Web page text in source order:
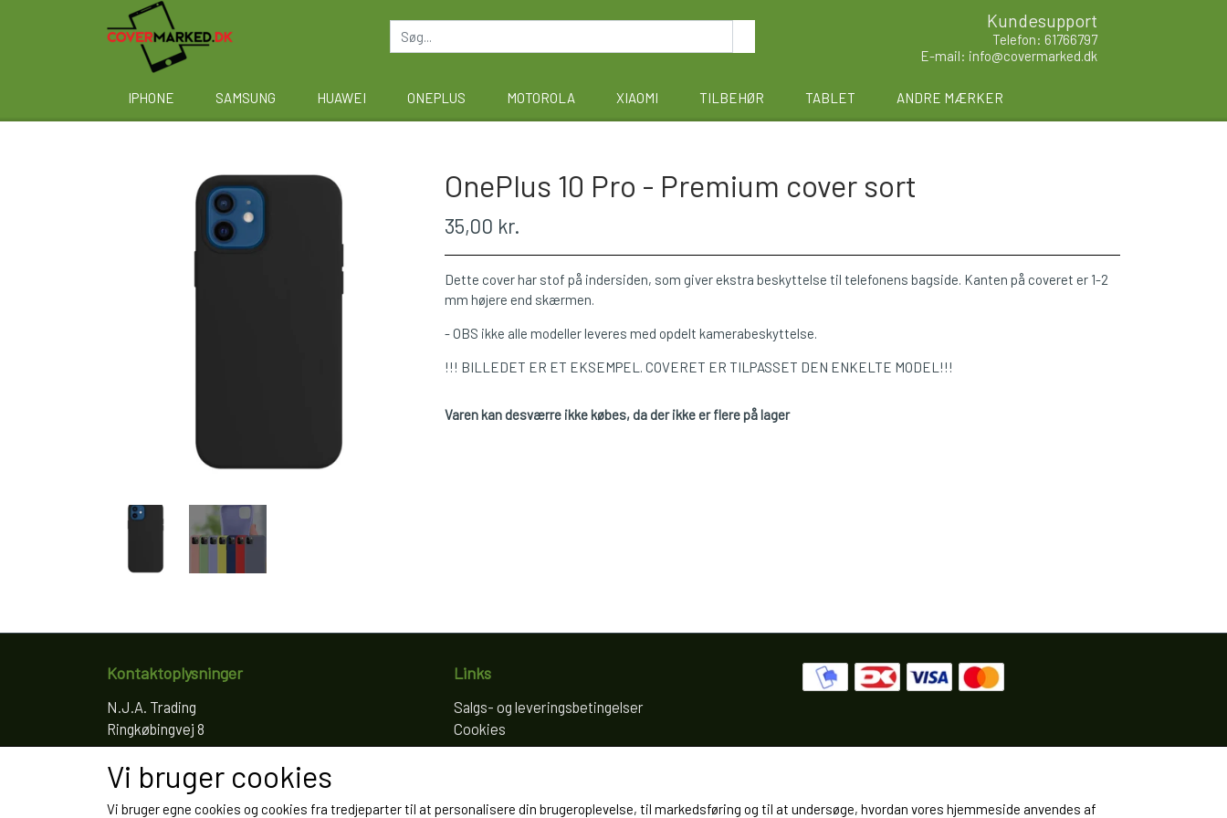
Kundesupport
Telefon: 61766797
E-mail: info@covermarked.dk
IPHONE SAMSUNG HUAWEI ONEPLUS MOTOROLA XIAOMI TILBEHØR TABLET ANDRE MÆRKER
OnePlus 10 Pro - Premium cover sort
35,00 kr.
Dette cover har stof på indersiden, som giver ekstra beskyttelse til telefonens bagside. Kanten på coveret er 1-2
mm højere end skærmen.
- OBS ikke alle modeller leveres med opdelt kamerabeskyttelse.
!!! BILLEDET ER ET EKSEMPEL. COVERET ER TILPASSET DEN ENKELTE MODEL!!!
Varen kan desværre ikke købes, da der ikke er flere på lager
Kontaktoplysninger
N.J.A. Trading
Ringkøbingvej 8
4200 Slagelse
Telefon: 61766797
CVR: 35022155
Links
Salgs- og leveringsbetingelser
Cookies
Fortrydelse og reklamation
Vi bruger cookies
Vi bruger egne cookies og cookies fra tredjeparter til at personalisere din brugeroplevelse, til markedsføring og til at undersøge, hvordan vores hjemmeside anvendes af